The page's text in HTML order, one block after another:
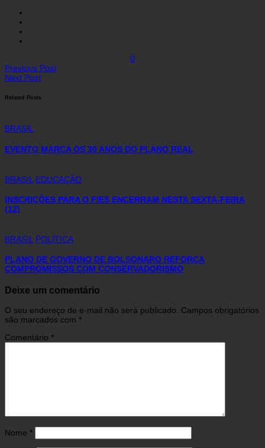
0
Previous Post
Next Post
Related Posts
BRASIL
EVENTO MARCA OS 30 ANOS DO PLANO REAL
BRASIL EDUCAÇÃO
INSCRIÇÕES PARA O FIES ENCERRAM NESTA SEXTA-FEIRA
(12)
BRASIL POLÍTICA
PLANO DE GOVERNO DE BOLSONARO REFORÇA
COMPROMISSOS COM CONSERVADORISMO
Deixe um comentário
O seu endereço de e-mail não será publicado. Campos obrigatórios
são marcados com *
Comentário *
Nome *